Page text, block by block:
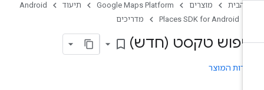
הבית מוצרים Google Maps Platform תיעוד
Android
Places SDK for Android
מדריכים
טקסט (חדש)bookmark_border
המוצר